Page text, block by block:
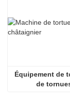
Équipement de
de